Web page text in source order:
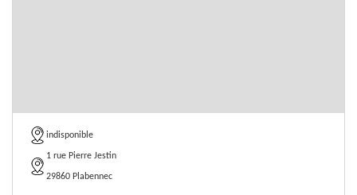
indisponible
1 rue Pierre Jestin
29860 Plabennec